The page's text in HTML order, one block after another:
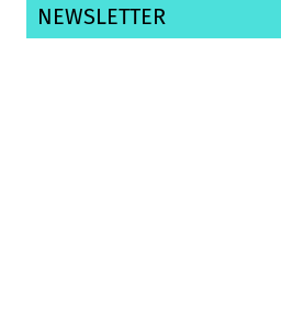
NEWSLETTER